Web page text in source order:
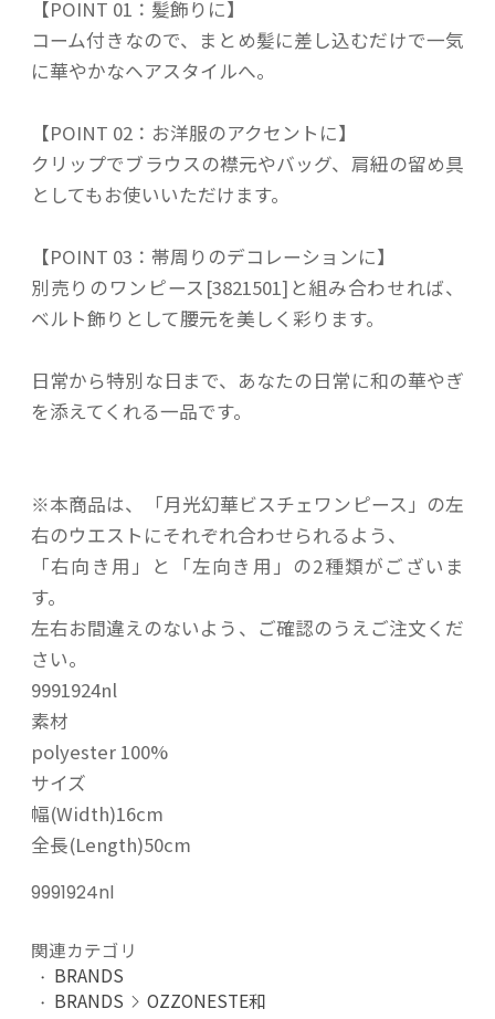
【POINT 01：髪飾りに】
コーム付きなので、まとめ髪に差し込むだけで一気
に華やかなヘアスタイルへ。
【POINT 02：お洋服のアクセントに】
クリップでブラウスの襟元やバッグ、肩紐の留め具
としてもお使いいただけます。
【POINT 03：帯周りのデコレーションに】
別売りのワンピース[3821501]と組み合わせれば、
ベルト飾りとして腰元を美しく彩ります。
日常から特別な日まで、あなたの日常に和の華やぎ
を添えてくれる一品です。
※本商品は、「月光幻華ビスチェワンピース」の左
右のウエストにそれぞれ合わせられるよう、
「右向き用」と「左向き用」の2種類がございま
す。
左右お間違えのないよう、ご確認のうえご注文くだ
さい。
9991924nl
素材
polyester 100%
サイズ
幅(Width)16cm
全長(Length)50cm
9991924nl
関連カテゴリ
BRANDS
BRANDS
OZZONESTE和